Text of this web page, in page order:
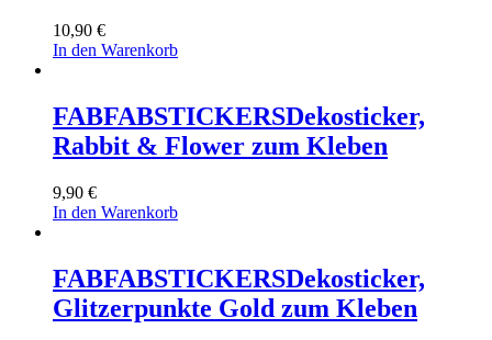
10,90 €
In den Warenkorb
FABFABSTICKERSDekosticker,
Rabbit & Flower zum Kleben
9,90 €
In den Warenkorb
FABFABSTICKERSDekosticker,
Glitzerpunkte Gold zum Kleben